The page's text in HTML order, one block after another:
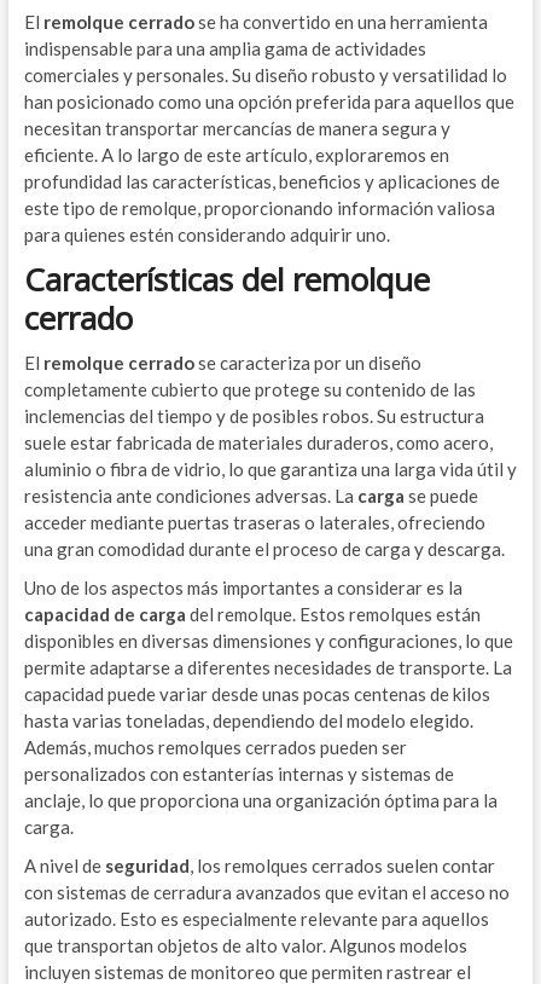
El remolque cerradose ha convertido en una herramienta
indispensable para una amplia gama de actividades
comerciales y personales. Su diseño robusto y versatilidad lo
han posicionado como una opción preferida para aquellos que
necesitan transportar mercancías de manera segura y
eficiente. A lo largo de este artículo, exploraremos en
profundidad las características, beneficios y aplicaciones de
este tipo de remolque, proporcionando información valiosa
para quienes estén considerando adquirir uno.
Características del remolque
cerrado
El remolque cerradose caracteriza por un diseño
completamente cubierto que protege su contenido de las
inclemencias del tiempo y de posibles robos. Su estructura
suele estar fabricada de materiales duraderos, como acero,
aluminio o fibra de vidrio, lo que garantiza una larga vida útil y
resistencia ante condiciones adversas. La carga se puede
acceder mediante puertas traseras o laterales, ofreciendo
una gran comodidad durante el proceso de carga y descarga.
Uno de los aspectos más importantes a considerar es la
capacidad de carga del remolque. Estos remolques están
disponibles en diversas dimensiones y configuraciones, lo que
permite adaptarse a diferentes necesidades de transporte. La
capacidad puede variar desde unas pocas centenas de kilos
hasta varias toneladas, dependiendo del modelo elegido.
Además, muchos remolques cerrados pueden ser
personalizados con estanterías internas y sistemas de
anclaje, lo que proporciona una organización óptima para la
carga.
A nivel de seguridad, los remolques cerrados suelen contar
con sistemas de cerradura avanzados que evitan el acceso no
autorizado. Esto es especialmente relevante para aquellos
que transportan objetos de alto valor. Algunos modelos
incluyen sistemas de monitoreo que permiten rastrear el